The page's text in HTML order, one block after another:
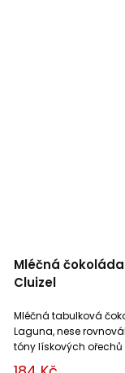
Mléčná
Cluizel
Mléčná tabulková
Laguna, nese rovnováhu mezi tóny cappuccina a horké čokolády s
tóny lískových